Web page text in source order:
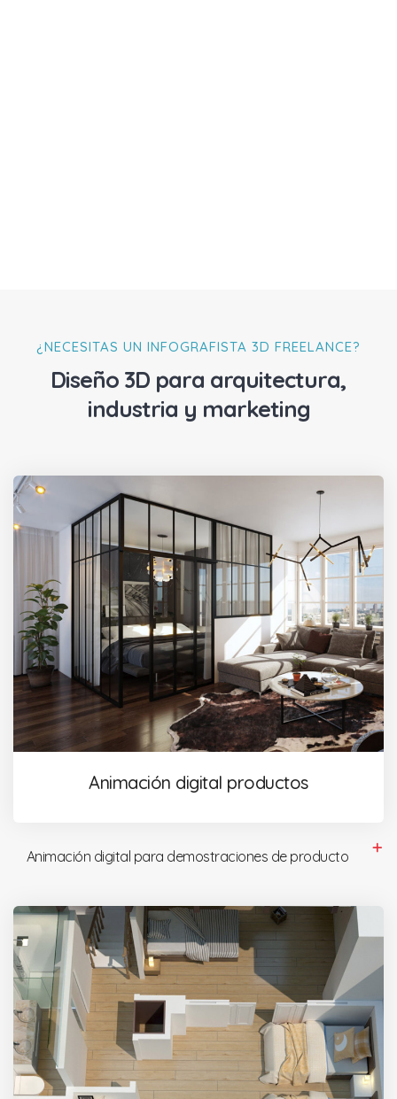
¿NECESITAS UN INFOGRAFISTA 3D FREELANCE?
Diseño 3D para arquitectura,
industria y marketing
Animación digital productos
Animación digital para demostraciones de producto